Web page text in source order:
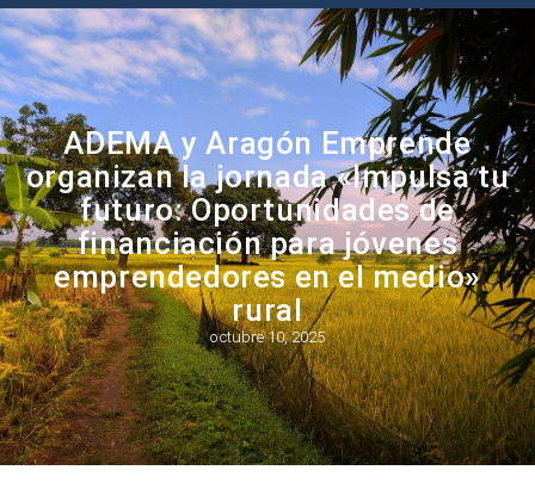
ADEMA y Aragón Emprende
organizan la jornada «Impulsa tu
futuro: Oportunidades de
financiación para jóvenes
emprendedores en el medio»
rural
octubre 10, 2025